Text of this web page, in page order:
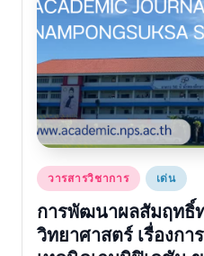
Posted
วารสารวิชาการ เด่น
การพัฒนาผลสัมฤทธิ์
วิทยาศาสตร์ เรื่องกา